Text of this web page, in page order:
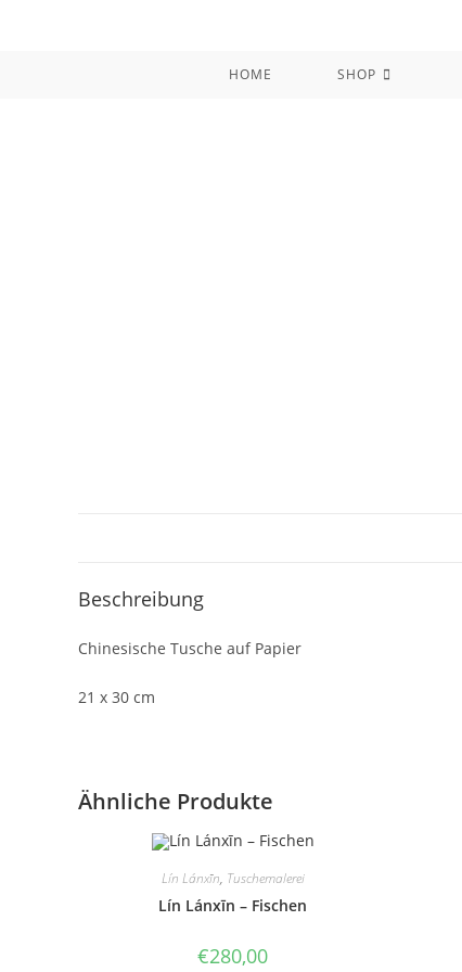
HOME SHOP
Beschreibung
Chinesische Tusche auf Papier
21 x 30 cm
Ähnliche Produkte
Lín Lánxīn, Tuschemalerei
Lín Lánxīn – Fischen
€280,00